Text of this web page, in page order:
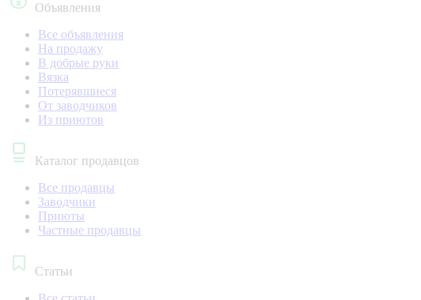
Объявления
Все объявления
На продажу
В добрые руки
Вязка
Потерявшиеся
От заводчиков
Из приютов
Каталог продавцов
Все продавцы
Заводчики
Приюты
Частные продавцы
Статьи